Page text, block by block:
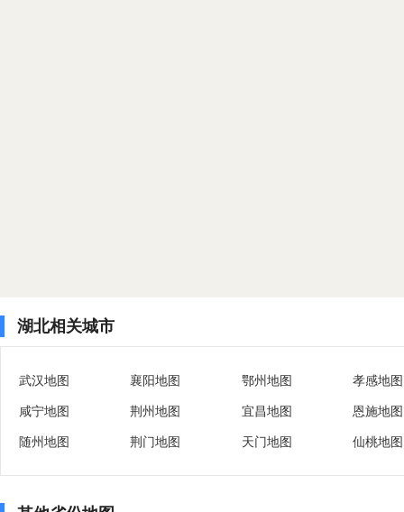
湖北相关城市
武汉地图 襄阳地图 鄂州地图 孝感地图
咸宁地图 荆州地图 宜昌地图 恩施地图
随州地图 荆门地图 天门地图 仙桃地图